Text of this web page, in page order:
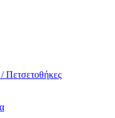
Πετσετοθήκες